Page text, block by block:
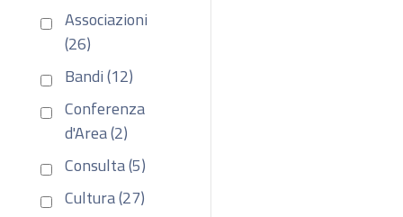
Associazioni
(26)
Bandi (12)
Conferenza
d'Area (2)
Consulta (5)
Cultura (27)